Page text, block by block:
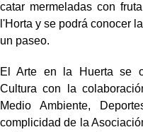
catar mermeladas con
l'Horta y se podrá conocer
un paseo.
El Arte en la Huerta se
Cultura con la
Medio Ambiente,
complicidad de la